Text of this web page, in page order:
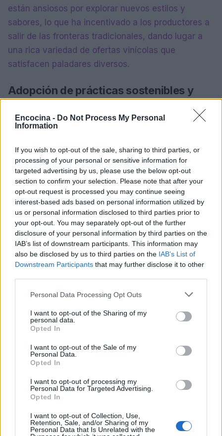
Encocina - Do Not Process My Personal
Information
If you wish to opt-out of the sale, sharing to third parties, or
processing of your personal or sensitive information for
targeted advertising by us, please use the below opt-out
section to confirm your selection. Please note that after your
opt-out request is processed you may continue seeing
interest-based ads based on personal information utilized by
us or personal information disclosed to third parties prior to
your opt-out. You may separately opt-out of the further
disclosure of your personal information by third parties on the
IAB’s list of downstream participants. This information may
also be disclosed by us to third parties on the IAB’s List of
Downstream Participants that may further disclose it to other
Please note that this website/app uses one or more Google
not limited to your visit or usage behaviour. You may click to
grant or deny consent to Google and its third-party tags to
use your data for below specified purposes in below Google
consent section.
Personal Data Processing Opt Outs
I want to opt-out of the Sharing of my
personal data.
Opted In
I want to opt-out of the Sale of my
Personal Data.
Opted In
I want to opt-out of processing my
Personal Data for Targeted Advertising.
Opted In
I want to opt-out of Collection, Use,
Retention, Sale, and/or Sharing of my
Personal Data that Is Unrelated with the
están ansiosos por explorar nuevos estilos y
sabores, lo que ha incentivado a los productores a
salir de las fronteras tradicionales, dando lugar a
una rica variedad de ofertas vinícolas que
satisfacen paladares diversos.
Adopción de prácticas sostenibles y
ecológicas
A lo largo de este período, los entusiastas del vino
Esto ha creado un paisaje dinámico donde las
prácticas tradicionales se fusionan con las
sensibilidades modernas. En esta exploración,
buscaremos captar la esencia de estos desarrollos
y sus implicaciones tanto para productores como
para consumidores.0
A lo largo de este período, los entusiastas del vino
han buscado cada vez más calidad y autenticidad.
Esto ha creado un paisaje dinámico donde las
sensibilidades modernas. En esta exploración,
buscaremos captar la esencia de estos desarrollos
y sus implicaciones tanto para productores como
A lo largo de este período, los entusiastas del vino
han buscado cada vez más calidad y autenticidad.
Esto ha creado un paisaje dinámico donde las
sensibilidades modernas. En esta exploración,
buscaremos captar la esencia de estos desarrollos